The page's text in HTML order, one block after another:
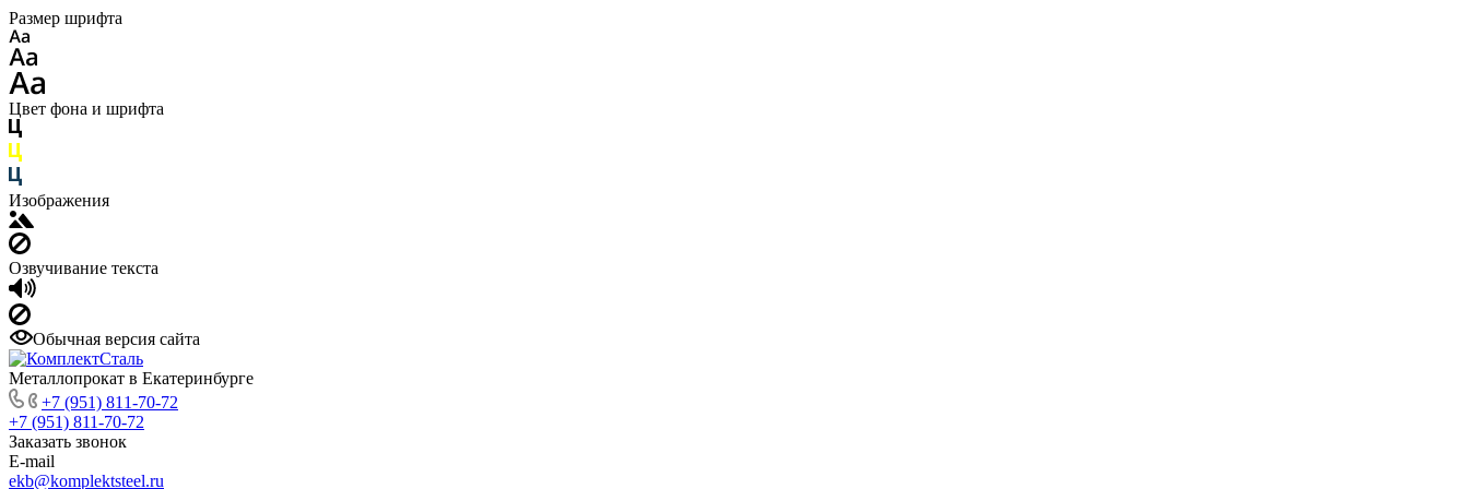
Размер шрифта
Цвет фона и шрифта
Изображения
Озвучивание текста
Обычная версия сайта
Металлопрокат в Екатеринбурге
+7 (951) 811-70-72
+7 (951) 811-70-72
Заказать звонок
E-mail
ekb@komplektsteel.ru